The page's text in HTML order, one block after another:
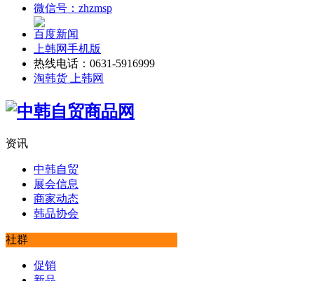
微信号：zhzmsp
百度新闻
上韩网手机版
热线电话：0631-5916999
淘韩货 上韩网
资讯
中韩自贸
展会信息
商家动态
韩品协会
社群
促销